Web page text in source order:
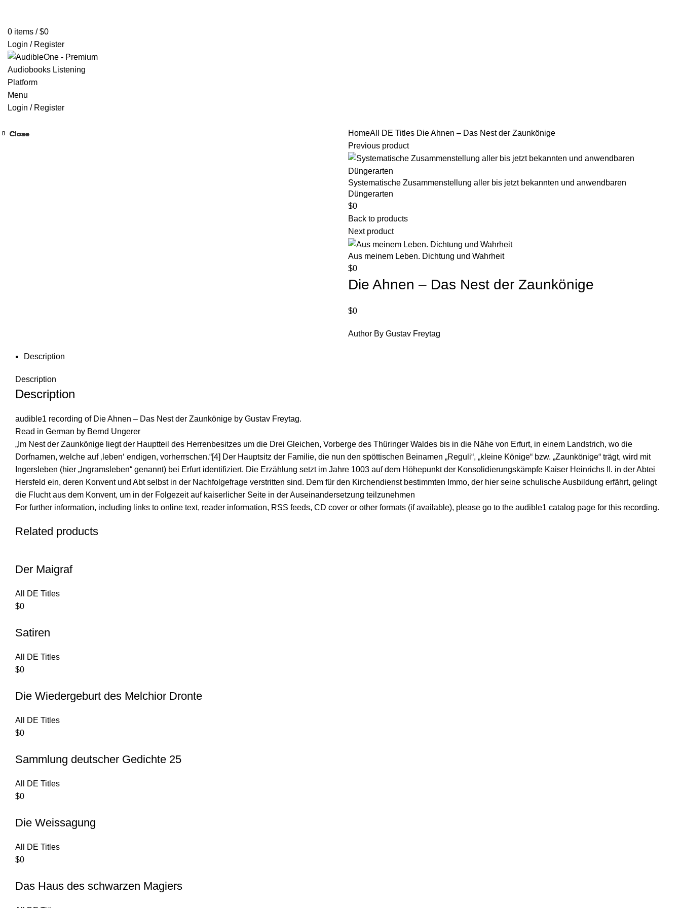
0 items / $0
Login / Register
Menu
Login / Register
HomeAll DE Titles Die Ahnen – Das Nest der Zaunkönige
Previous product
Systematische Zusammenstellung aller bis jetzt bekannten und anwendbaren
Düngerarten
$0
Back to products
Next product
Aus meinem Leben. Dichtung und Wahrheit
$0
Die Ahnen – Das Nest der Zaunkönige
$0
Author By Gustav Freytag
Description
Description
Description
audible1 recording of Die Ahnen – Das Nest der Zaunkönige by Gustav Freytag.
Read in German by Bernd Ungerer
„Im Nest der Zaunkönige liegt der Hauptteil des Herrenbesitzes um die Drei Gleichen, Vorberge des Thüringer Waldes bis in die Nähe von Erfurt, in einem Landstrich, wo die
Dorfnamen, welche auf ‚leben‘ endigen, vorherrschen.“[4] Der Hauptsitz der Familie, die nun den spöttischen Beinamen „Reguli“, „kleine Könige“ bzw. „Zaunkönige“ trägt, wird mit
Ingersleben (hier „Ingramsleben“ genannt) bei Erfurt identifiziert. Die Erzählung setzt im Jahre 1003 auf dem Höhepunkt der Konsolidierungskämpfe Kaiser Heinrichs II. in der Abtei
Hersfeld ein, deren Konvent und Abt selbst in der Nachfolgefrage verstritten sind. Dem für den Kirchendienst bestimmten Immo, der hier seine schulische Ausbildung erfährt, gelingt
die Flucht aus dem Konvent, um in der Folgezeit auf kaiserlicher Seite in der Auseinandersetzung teilzunehmen
For further information, including links to online text, reader information, RSS feeds, CD cover or other formats (if available), please go to the audible1 catalog page for this recording.
Related products
Close
Der Maigraf
All DE Titles
$0
Close
Satiren
All DE Titles
$0
Close
Die Wiedergeburt des Melchior Dronte
All DE Titles
$0
Close
Sammlung deutscher Gedichte 25
All DE Titles
$0
Close
Die Weissagung
All DE Titles
$0
Close
Das Haus des schwarzen Magiers
Close
Close